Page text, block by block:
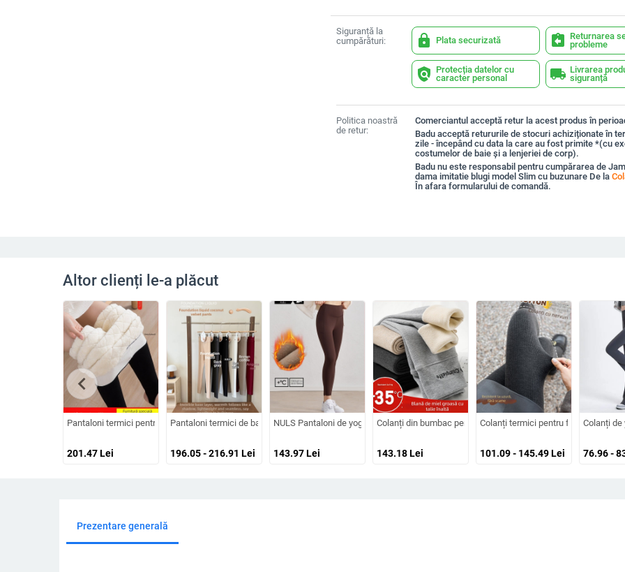
Siguranță la
cumpărături:
lock Plata securizată assignment_return Returnarea
probleme
policy Protecția datelor cu
caracter personal
local_shipping Livrarea
siguranță
Politica noastră
de retur:
Comerciantul acceptă retur la acest produs în
Badu acceptă retururile de stocuri achiziționate în
zile - începând cu data la care au fost primite *(cu
costumelor de baie și a lenjeriei de corp).
Badu nu este responsabil pentru cumpărarea de
dama imitatie blugi model Slim cu buzunare De la
În afara formularului de comandă.
Altor clienți le-a plăcut
Pantaloni termici pentru femei, cu fleece din lână, pentru iarnă
201.47Lei
Pantaloni termici de bază - talie înaltă, fleece din cocos, bumbac, lungime 9/10, croială strânsă
196.05 - 216.91 Lei
NULS Pantaloni de yoga Shark pentru femei, talie înaltă, căptușeală din fleece, croială
143.97Lei
Colanți din bumbac pentru femei, lungime cropped, extra
143.18Lei
Colanți termici pentru femei, cu
101.09 - 145.49Lei
Colanți
76.96 -
chevron_left
Prezentare generală